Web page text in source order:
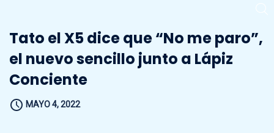
Tato el X5 dice que “No me paro”,
el nuevo sencillo junto a Lápiz